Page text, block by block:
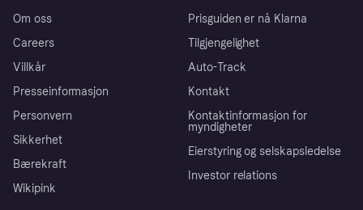
Om oss
Careers
Villkår
Presseinformasjon
Personvern
Sikkerhet
Bærekraft
Wikipink
Prisguiden er nå Klarna
Tilgjengelighet
Auto-Track
Kontakt
Kontaktinformasjon for
myndigheter
Eierstyring og selskapsledelse
Investor relations